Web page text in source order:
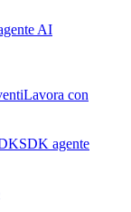
AI
Lavora con
SDK agente